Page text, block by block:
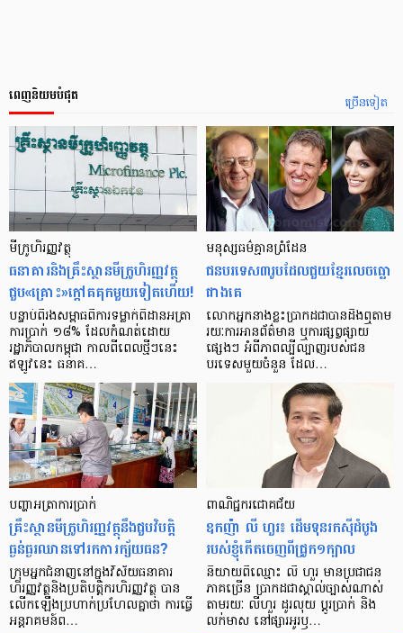
ច្រើនទៀត
ពេញនិយមបំផុត
មីក្រូ​ហិរញ្ញវត្ថុ
ធនាគារ​និង​គ្រឹះស្ថាន​មីក្រូ​ហិរញ្ញវត្ថុ​
ជួប«គ្រោះ»ក្តៅ​គគុក​មួយ​ទៀត​ហើយ!
បន្ទាប់​ពី​រង​សម្ពាធ​​ពី​ការ​ទម្លាក់​ពិដាន​អត្រា​
ការ​ប្រាក់ ១៨​% ដែល​កំណត់​ដោយ​
រដ្ឋាភិបាល​កម្ពុជា កាល​ពី​ពេល​ថ្មីៗ​នេះ
ឥឡូវ​នេះ ធនាគ…
មនុស្ស​ធម៌​គ្មាន​ព្រំដែន
ជន​បរទេស​៣​រូប​ដែល​ជួយ​ខ្មែរ​លេច​ធ្លោ​
ជាង​គេ
លោកអ្នក​នាង​ខ្លះ​ប្រាកដ​ជា​បាន​​ដឹង​ឮ​តាម​
រយៈ​ការ​អាន​ព័ត៌មាន ឬ​ការ​ផ្សព្វផ្សាយ​
ផ្សេងៗ អំពី​ភាព​ល្បីល្បាញ​របស់​ជន​
បរទេស​មួយ​ចំនួន ដែល…
បញ្ហា​អត្រា​ការប្រាក់
គ្រឹះស្ថាន​មីក្រូ​ហិរញ្ញវត្ថុ​នឹង​ជួប​វិបត្តិ​
ធ្ងន់ធ្ងរ​ឈាន​ទៅ​រក​ការ​ក្ស័យធន?
ក្រុម​អ្នក​ជំនាញ​នៅ​ក្នុង​វិស័យ​ធនាគារ
ហិរញ្ញវត្ថុ​និង​ប្រតិបត្តិករ​ហិរញ្ញ​វត្ថុ បាន​​
លើក​ឡើង​ប្រហាក់​ប្រហែល​គ្នា​ថា ការ​ធ្វើ​
អន្តរាគមន៍​ព…
ពាណិជ្ជករជោគជ័យ
ឧកញ៉ា លី ហួរ៖ ដើមទុនរកស៊ីដំបូង
របស់ខ្ញុំកើតចេញពីជ្រូក១ក្បាល
និយាយ​ពី​ឈ្មោះ លី ហួរ មាន​ប្រជាជន​
ភាគ​ច្រើន ប្រាកដ​ជា​ស្គាល់​ច្បាស់​ណាស់
តាមរយៈ លីហួរ ដូរ​លុយ ប្តូរ​បា្រក់ និង​
លក់​មាស នៅ​ផ្សារ​អូរ​ឫ…